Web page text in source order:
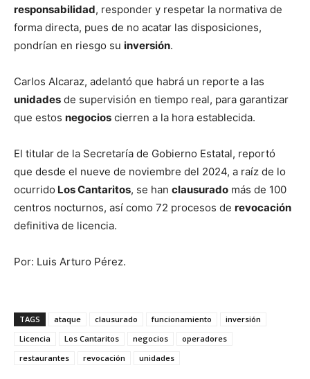
responsabilidad, responder y respetar la normativa de
forma directa, pues de no acatar las disposiciones,
pondrían en riesgo su inversión.
Carlos Alcaraz, adelantó que habrá un reporte a las
unidades de supervisión en tiempo real, para garantizar
que estos negocios cierren a la hora establecida.
El titular de la Secretaría de Gobierno Estatal, reportó
que desde el nueve de noviembre del 2024, a raíz de lo
ocurrido Los Cantaritos, se han clausurado más de 100
centros nocturnos, así como 72 procesos de revocación
definitiva de licencia.
Por: Luis Arturo Pérez.
TAGS ataque clausurado funcionamiento
inversión
Licencia
Los Cantaritos negocios
operadores
restaurantes
revocación unidades